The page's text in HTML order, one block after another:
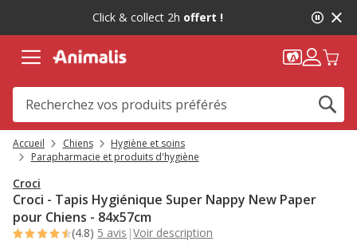
message,
Click & collect 2h offert !
Accueil Chiens
Hygiène et soins
Parapharmacie et produits d'hygiène
Croci
Croci - Tapis Hygiénique Super Nappy New Paper
pour Chiens - 84x57cm
(4.8) 5 avis |Voir description